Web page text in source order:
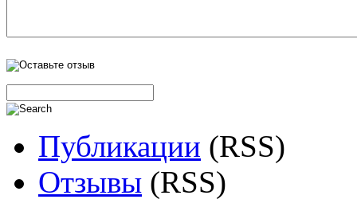
Публикации (RSS)
Отзывы (RSS)